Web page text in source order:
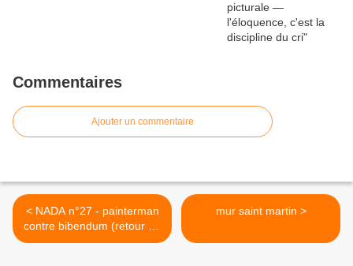
Commentaires
Ajouter un commentaire
< NADA n°27 - painterman
contre bibendum (retour de
conférence)
mur saint martin >